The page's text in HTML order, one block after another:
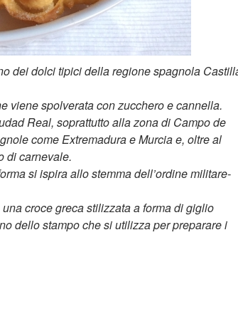
dei dolci tipici della regione spagnola
viene spolverata con zucchero e cannella.
Real, soprattutto alla zona di Campo de
come Extremadura e Murcia e, oltre al
di carnevale.
si ispira allo stemma dell’ordine militare-
croce greca stilizzata a forma di giglio
dello stampo che si utilizza per preparare i